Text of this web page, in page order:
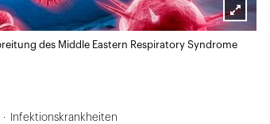
Lightbox
öffnen
des Middle Eastern Respiratory Syndrome
Infektionskrankheiten